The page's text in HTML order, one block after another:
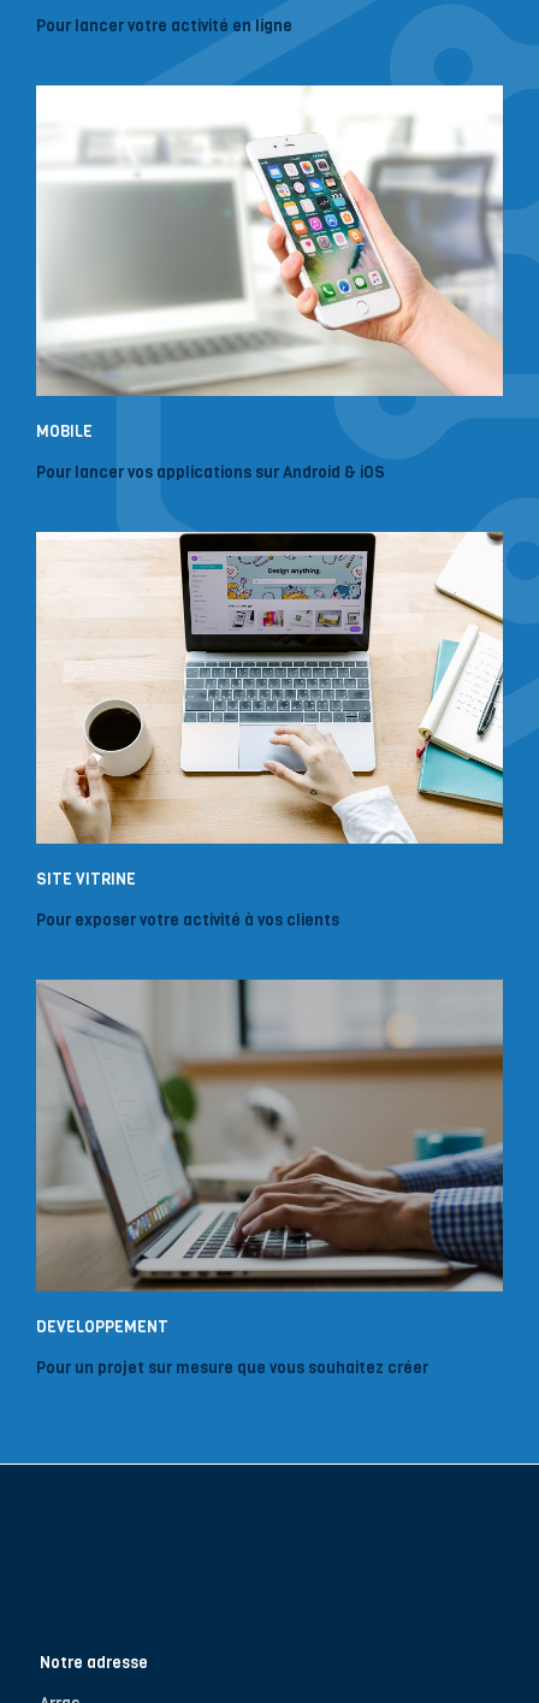
Pour lancer votre activité en ligne
MOBILE
Pour lancer vos applications sur Android & iOS
SITE VITRINE
Pour exposer votre activité à vos clients
DEVELOPPEMENT
Pour un projet sur mesure que vous souhaitez créer
Notre adresse